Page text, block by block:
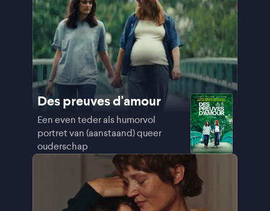
Des preuves d'amour
Een even teder als humorvol
portret van (aanstaand) queer
ouderschap